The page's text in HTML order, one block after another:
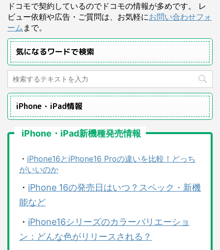
ドコモで契約しているのでドコモの情報が多めです。 レ
ビュー依頼や広告・ご質問は、お気軽にお問い合わせフォ
ーム まで。
気になるワードで検索
iPhone・iPad情報
iPhone・iPad新機種発売情報
・ iPhone16とiPhone16 Proの違いを比較！どっち
がいいのか
・ iPhone 16の発売日はいつ？スペック・新機
能など
・ iPhone16シリーズのカラーバリエーショ
ン：どんな色がリリースされる？